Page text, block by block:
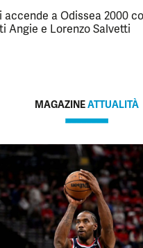
accende a Odissea 2000
Angie e Lorenzo Salvetti
MAGAZINEATTUALITÀ